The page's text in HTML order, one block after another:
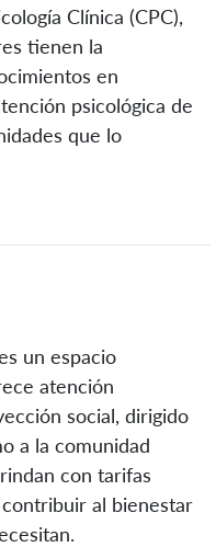
Clínica (CPC),
tienen la
en
psicológica de
que lo
un espacio
atención
social, dirigido
a la comunidad
con tarifas
al bienestar